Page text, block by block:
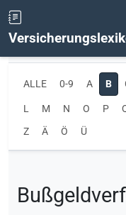
ALLE 0-9 A B
L M N O P
Z
Ä Ö Ü